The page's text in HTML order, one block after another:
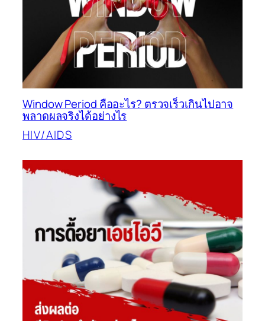
Window Period คืออะไร? ตรวจเร็วเกินไปอาจ
พลาดผลจริงได้อย่างไร
HIV/AIDS